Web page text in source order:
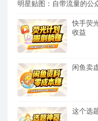
明星贴图：自带流量的公
快手荧
收益
闲鱼卖
这个选